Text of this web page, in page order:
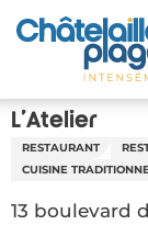
Aller
au
principal
Accueil
Découvrir
Activités
A vivre
L'Atelier
RESTAURANT
CUISINE
13 boulevard